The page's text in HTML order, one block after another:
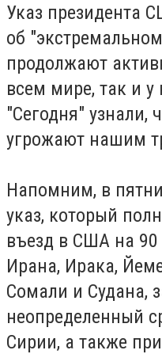
Указ президента
об
продолжают
всем мире, так и у
"Сегодня" узнали,
угрожают нашим
Напомним, в
указ, который
въезд в США на
Ирана, Ирака,
Сомали и Судана,
неопределенный
Сирии, а также